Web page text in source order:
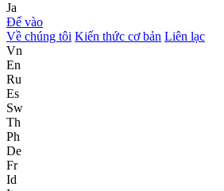
Ja
Để vào
Về chúng tôi Kiến thức cơ bản Liên lạc
Vn
En
Ru
Es
Sw
Th
Ph
De
Fr
Id